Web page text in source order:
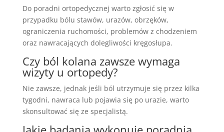
Do poradni ortopedycznej warto zgłosić się w
przypadku bólu stawów, urazów, obrzęków,
ograniczenia ruchomości, problemów z chodzeniem
oraz nawracających dolegliwości kręgosłupa.
Czy ból kolana zawsze wymaga
wizyty u ortopedy?
Nie zawsze, jednak jeśli ból utrzymuje się przez kilka
tygodni, nawraca lub pojawia się po urazie, warto
skonsultować się ze specjalistą.